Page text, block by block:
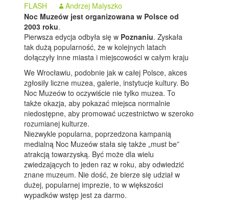
FLASH
Andrzej Malyszko
Noc Muzeów jest organizowana w Polsce od
2003 roku.
Pierwsza edycja odbyła się w Poznaniu. Zyskała
tak dużą popularność, że w kolejnych latach
dołączyły inne miasta i miejscowości w całym kraju
We Wrocławiu, podobnie jak w całej Polsce, akces
zgłosiły liczne muzea, galerie, instytucje kultury. Bo
Noc Muzeów to oczywiście nie tylko muzea. To
także okazja, aby pokazać miejsca normalnie
niedostępne, aby promować uczestnictwo w szeroko
rozumianej kulturze.
Niezwykle popularna, poprzedzona kampanią
medialną Noc Muzeów stała się także „must be”
atrakcją towarzyską. Być może dla wielu
zwiedzających to jeden raz w roku, aby odwiedzić
znane muzeum. Nie dość, że bierze się udział w
dużej, popularnej imprezie, to w większości
wypadków wstęp jest za darmo.